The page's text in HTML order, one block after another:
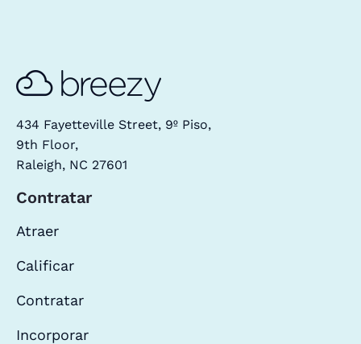
434 Fayetteville Street, 9º Piso,
9th Floor,
Raleigh, NC 27601
Contratar
Atraer
Calificar
Contratar
Incorporar